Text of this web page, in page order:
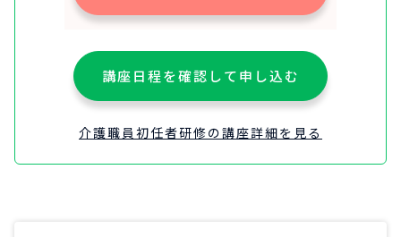
講座日程を確認して申し込む
介護職員初任者研修の講座詳細を見る